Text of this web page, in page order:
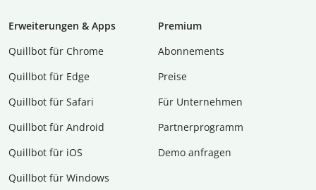
Erweiterungen & Apps
Quillbot für Chrome
Quillbot für Edge
Quillbot für Safari
Quillbot für Android
Quillbot für iOS
Quillbot für Windows
Premium
Abon­ne­ments
Preise
Für Unternehmen
Partnerprogramm
Demo anfragen